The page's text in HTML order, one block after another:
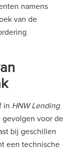
namens
van de
in HNW Lending
voor de
bij geschillen
een technische